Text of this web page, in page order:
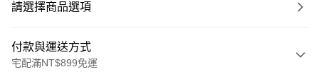
請選擇商品選項
付款與運送方式
宅配滿NT$899免運